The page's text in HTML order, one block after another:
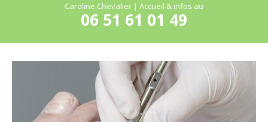
Caroline Chevalier | Accueil & infos au
06 51 61 01 49